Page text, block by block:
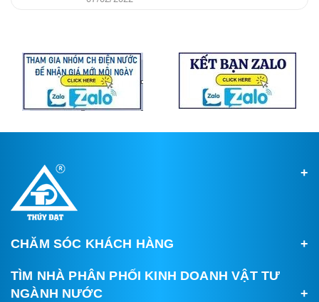
CHĂM SÓC KHÁCH HÀNG
TÌM NHÀ PHÂN PHỐI KINH DOANH VẬT TƯ
NGÀNH NƯỚC